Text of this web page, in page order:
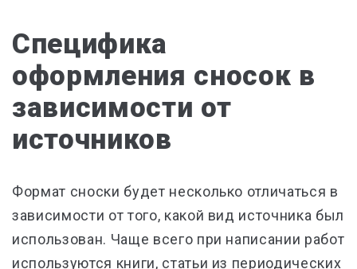
Специфика
оформления сносок в
зависимости от
источников
Формат сноски будет несколько отличаться в
зависимости от того, какой вид источника был
использован. Чаще всего при написании работ
используются книги, статьи из периодических